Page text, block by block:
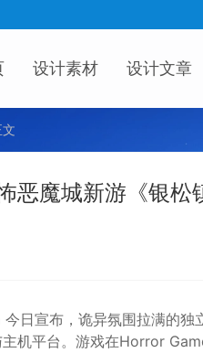
设计素材 设计文章
文
恶魔城新游《银
日宣布，诡异氛围拉满的独
机平台。游戏在Horror